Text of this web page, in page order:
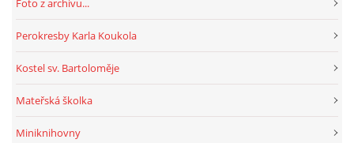
SLUŽBY
Foto z archivu...
Perokresby Karla Koukola
Kostel sv. Bartoloměje
Mateřská školka
Miniknihovny